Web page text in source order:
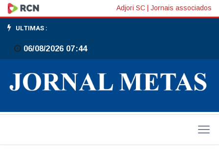
Moda
&
Champanhe
lança
sua
15ª
Adjori SC Jornais associados
ULTIMAS :
06/08/2026 07:44